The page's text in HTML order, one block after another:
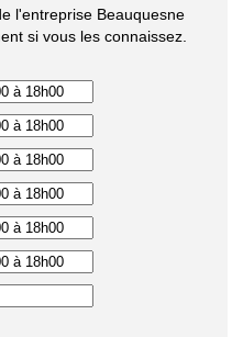
l'entreprise Beauquesne
si vous les connaissez.